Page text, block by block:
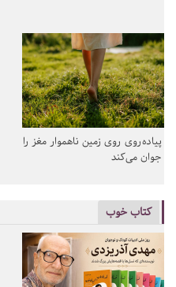
پیاده‌روی روی زمین ناهموار مغز را
جوان می‌کند
کتاب خوب